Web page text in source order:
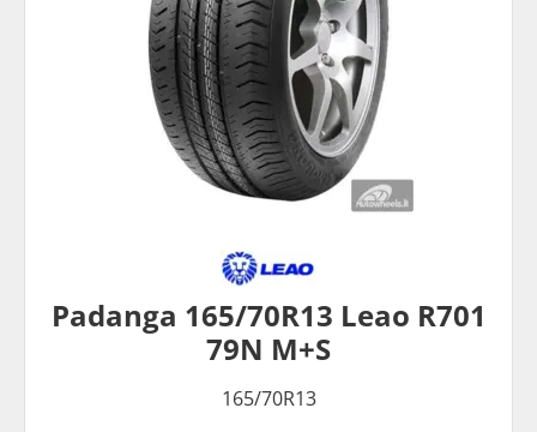
Padanga 165/70R13 Leao R701
79N M+S
165/70R13